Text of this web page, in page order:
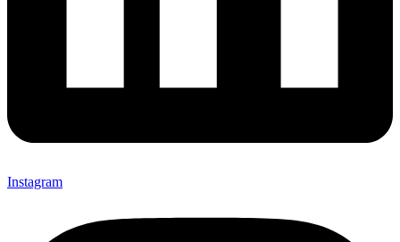
Instagram